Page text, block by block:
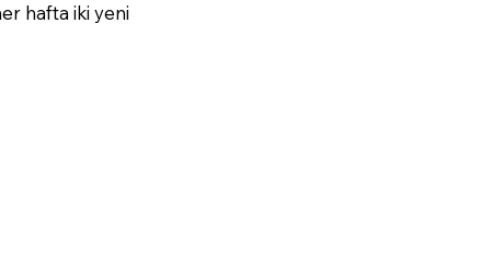
hafta iki yeni